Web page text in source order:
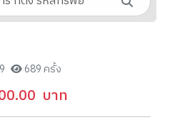
689 ครั้ง
บาท